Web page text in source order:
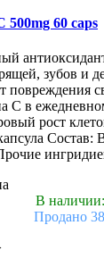
60 caps
зубов и
повреждения
С в
рост
Состав:
В
Продано